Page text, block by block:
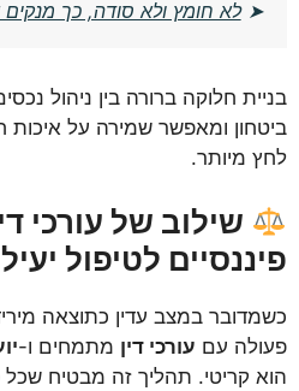
➤לא חומץ ולא סודה, כך
בניית חלוקה ברורה בין ניהול
ביטחון ומאפשר שמירה על
לחץ מיותר.
שילוב של עורכי
פיננסיים לטיפול
כשמדובר במצב עדין כתוצאה
פעולה עם עורכי דין מתמחים ו-
הוא קריטי. תהליך זה מבטיח